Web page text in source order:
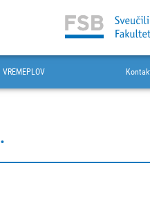
VREMEPLOV